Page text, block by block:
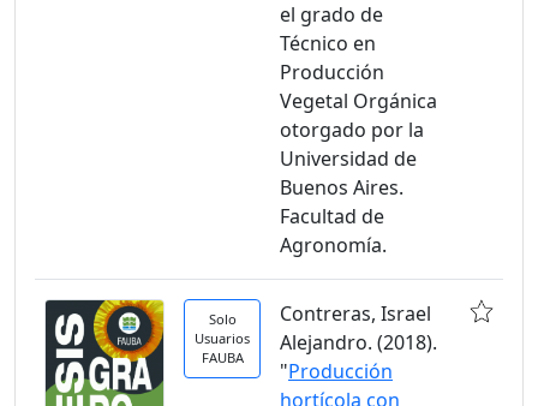
el grado de
Técnico en
Producción
Vegetal Orgánica
otorgado por la
Universidad de
Buenos Aires.
Facultad de
Agronomía.
Solo
Usuarios
FAUBA
Contreras, Israel
Alejandro. (2018).
"Producción
hortícola con